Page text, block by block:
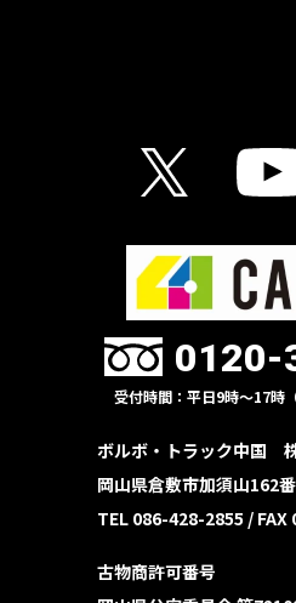
0120-
受付時間：平日9時〜17時
ボルボ・トラック中国
岡山県倉敷市加須山162
TEL 086-428-2855 /
古物商許可番号